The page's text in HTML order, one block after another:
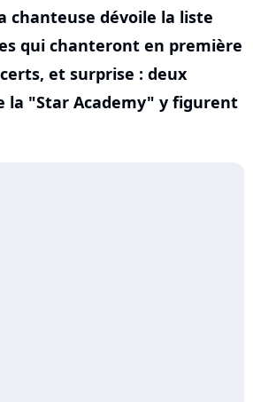
chanteuse dévoile la liste
qui chanteront en première
et surprise : deux
la "Star Academy" y figurent